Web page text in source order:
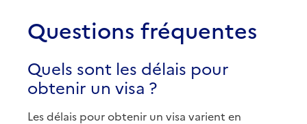
Questions fréquentes
Quels sont les délais pour
obtenir un visa ?
Les délais pour obtenir un visa varient en